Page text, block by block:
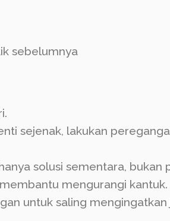
sebelumnya
sejenak, lakukan
solusi sementara, bukan
mengurangi kantuk.
untuk saling